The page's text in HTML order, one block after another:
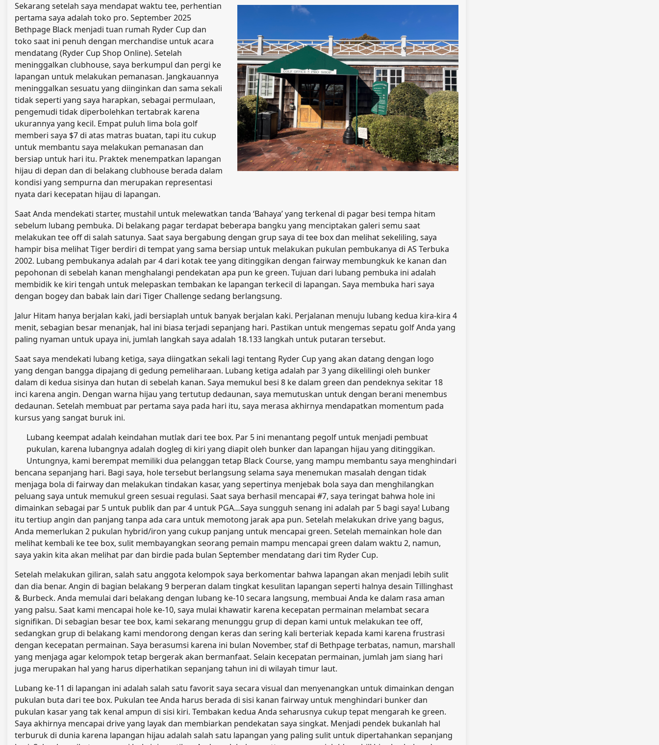
Sekarang setelah saya mendapat waktu tee, perhentian
pertama saya adalah toko pro. September 2025
Bethpage Black menjadi tuan rumah Ryder Cup dan
toko saat ini penuh dengan merchandise untuk acara
mendatang (Ryder Cup Shop Online). Setelah
meninggalkan clubhouse, saya berkumpul dan pergi ke
lapangan untuk melakukan pemanasan. Jangkauannya
meninggalkan sesuatu yang diinginkan dan sama sekali
tidak seperti yang saya harapkan, sebagai permulaan,
pengemudi tidak diperbolehkan tertabrak karena
ukurannya yang kecil. Empat puluh lima bola golf
memberi saya $7 di atas matras buatan, tapi itu cukup
untuk membantu saya melakukan pemanasan dan
bersiap untuk hari itu. Praktek menempatkan lapangan
hijau di depan dan di belakang clubhouse berada dalam
kondisi yang sempurna dan merupakan representasi
nyata dari kecepatan hijau di lapangan.
Saat Anda mendekati starter, mustahil untuk melewatkan tanda ‘Bahaya’ yang terkenal di pagar besi tempa hitam
sebelum lubang pembuka. Di belakang pagar terdapat beberapa bangku yang menciptakan galeri semu saat
melakukan tee off di salah satunya. Saat saya bergabung dengan grup saya di tee box dan melihat sekeliling, saya
hampir bisa melihat Tiger berdiri di tempat yang sama bersiap untuk melakukan pukulan pembukanya di AS Terbuka
2002. Lubang pembukanya adalah par 4 dari kotak tee yang ditinggikan dengan fairway membungkuk ke kanan dan
pepohonan di sebelah kanan menghalangi pendekatan apa pun ke green. Tujuan dari lubang pembuka ini adalah
membidik ke kiri tengah untuk melepaskan tembakan ke lapangan terkecil di lapangan. Saya membuka hari saya
dengan bogey dan babak lain dari Tiger Challenge sedang berlangsung.
Jalur Hitam hanya berjalan kaki, jadi bersiaplah untuk banyak berjalan kaki. Perjalanan menuju lubang kedua kira-kira 4
menit, sebagian besar menanjak, hal ini biasa terjadi sepanjang hari. Pastikan untuk mengemas sepatu golf Anda yang
paling nyaman untuk upaya ini, jumlah langkah saya adalah 18.133 langkah untuk putaran tersebut.
Saat saya mendekati lubang ketiga, saya diingatkan sekali lagi tentang Ryder Cup yang akan datang dengan logo
yang dengan bangga dipajang di gedung pemeliharaan. Lubang ketiga adalah par 3 yang dikelilingi oleh bunker
dalam di kedua sisinya dan hutan di sebelah kanan. Saya memukul besi 8 ke dalam green dan pendeknya sekitar 18
inci karena angin. Dengan warna hijau yang tertutup dedaunan, saya memutuskan untuk dengan berani menembus
dedaunan. Setelah membuat par pertama saya pada hari itu, saya merasa akhirnya mendapatkan momentum pada
kursus yang sangat buruk ini.
Lubang keempat adalah keindahan mutlak dari tee box. Par 5 ini menantang pegolf untuk menjadi pembuat
pukulan, karena lubangnya adalah dogleg di kiri yang diapit oleh bunker dan lapangan hijau yang ditinggikan.
Untungnya, kami berempat memiliki dua pelanggan tetap Black Course, yang mampu membantu saya menghindari
bencana sepanjang hari. Bagi saya, hole tersebut berlangsung selama saya menemukan masalah dengan tidak
menjaga bola di fairway dan melakukan tindakan kasar, yang sepertinya menjebak bola saya dan menghilangkan
peluang saya untuk memukul green sesuai regulasi. Saat saya berhasil mencapai #7, saya teringat bahwa hole ini
dimainkan sebagai par 5 untuk publik dan par 4 untuk PGA…Saya sungguh senang ini adalah par 5 bagi saya! Lubang
itu tertiup angin dan panjang tanpa ada cara untuk memotong jarak apa pun. Setelah melakukan drive yang bagus,
Anda memerlukan 2 pukulan hybrid/iron yang cukup panjang untuk mencapai green. Setelah memainkan hole dan
melihat kembali ke tee box, sulit membayangkan seorang pemain mampu mencapai green dalam waktu 2, namun,
saya yakin kita akan melihat par dan birdie pada bulan September mendatang dari tim Ryder Cup.
Setelah melakukan giliran, salah satu anggota kelompok saya berkomentar bahwa lapangan akan menjadi lebih sulit
dan dia benar. Angin di bagian belakang 9 berperan dalam tingkat kesulitan lapangan seperti halnya desain Tillinghast
& Burbeck. Anda memulai dari belakang dengan lubang ke-10 secara langsung, membuai Anda ke dalam rasa aman
yang palsu. Saat kami mencapai hole ke-10, saya mulai khawatir karena kecepatan permainan melambat secara
signifikan. Di sebagian besar tee box, kami sekarang menunggu grup di depan kami untuk melakukan tee off,
sedangkan grup di belakang kami mendorong dengan keras dan sering kali berteriak kepada kami karena frustrasi
dengan kecepatan permainan. Saya berasumsi karena ini bulan November, staf di Bethpage terbatas, namun, marshall
yang menjaga agar kelompok tetap bergerak akan bermanfaat. Selain kecepatan permainan, jumlah jam siang hari
juga merupakan hal yang harus diperhatikan sepanjang tahun ini di wilayah timur laut.
Lubang ke-11 di lapangan ini adalah salah satu favorit saya secara visual dan menyenangkan untuk dimainkan dengan
pukulan buta dari tee box. Pukulan tee Anda harus berada di sisi kanan fairway untuk menghindari bunker dan
pukulan kasar yang tak kenal ampun di sisi kiri. Tembakan kedua Anda seharusnya cukup tepat mengarah ke green.
Saya akhirnya mencapai drive yang layak dan membiarkan pendekatan saya singkat. Menjadi pendek bukanlah hal
terburuk di dunia karena lapangan hijau adalah salah satu lapangan yang paling sulit untuk dipertahankan sepanjang